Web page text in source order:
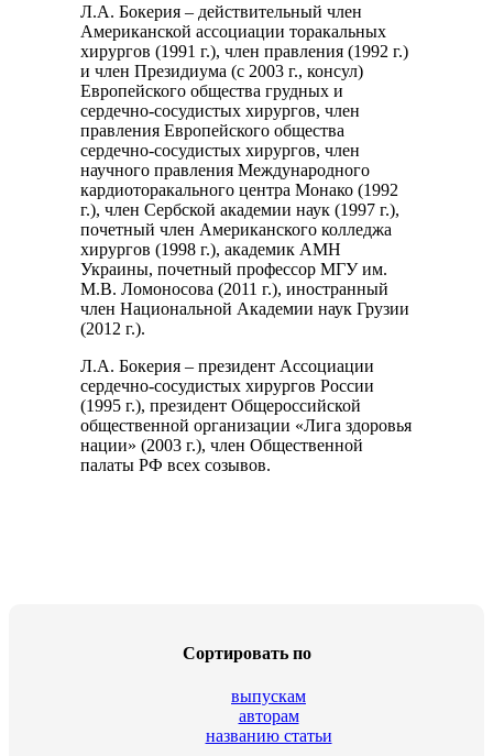
Л.А. Бокерия – действительный член
Американской ассоциации торакальных
хирургов (1991 г.), член правления (1992 г.)
и член Президиума (с 2003 г., консул)
Европейского общества грудных и
сердечно-сосудистых хирургов, член
правления Европейского общества
сердечно-сосудистых хирургов, член
научного правления Международного
кардиоторакального центра Монако (1992
г.), член Сербской академии наук (1997 г.),
почетный член Американского колледжа
хирургов (1998 г.), академик АМН
Украины, почетный профессор МГУ им.
М.В. Ломоносова (2011 г.), иностранный
член Национальной Академии наук Грузии
(2012 г.).
Л.А. Бокерия – президент Ассоциации
сердечно-сосудистых хирургов России
(1995 г.), президент Общероссийской
общественной организации «Лига здоровья
нации» (2003 г.), член Общественной
палаты РФ всех созывов.
Сортировать по
выпускам
авторам
названию статьи